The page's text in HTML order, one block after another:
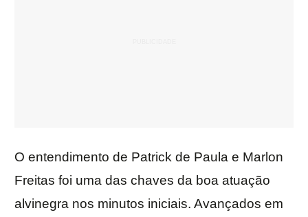
O entendimento de Patrick de Paula e Marlon
Freitas foi uma das chaves da boa atuação
alvinegra nos minutos iniciais. Avançados em